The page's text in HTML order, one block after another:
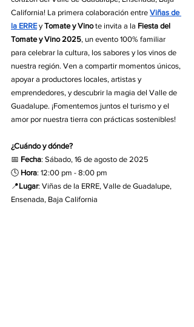
California! La primera colaboración entre Viñas de
la ERRE y Tomate y Vino te invita a la Fiesta del
Tomate y Vino 2025, un evento 100% familiar
para celebrar la cultura, los sabores y los vinos de
nuestra región. Ven a compartir momentos únicos,
apoyar a productores locales, artistas y
emprendedores, y descubrir la magia del Valle de
Guadalupe. ¡Fomentemos juntos el turismo y el
amor por nuestra tierra con prácticas sostenibles!
¿Cuándo y dónde?
📅 Fecha: Sábado, 16 de agosto de 2025
🕓 Hora: 12:00 pm - 8:00 pm
📍Lugar: Viñas de la ERRE, Valle de Guadalupe,
Ensenada, Baja California